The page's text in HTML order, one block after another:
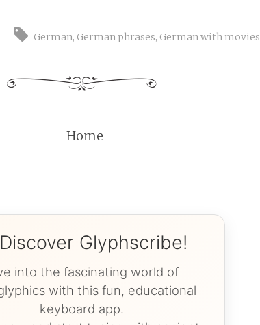
German, German phrases, German with movies
Home
Glyphscribe!
into the fascinating world of
with this fun, educational
keyboard app.